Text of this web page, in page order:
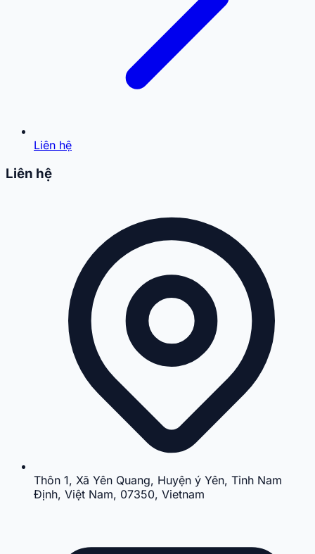
Liên hệ
Liên hệ
Thôn 1, Xã Yên Quang, Huyện ý Yên, Tỉnh Nam
Định, Việt Nam, 07350, Vietnam